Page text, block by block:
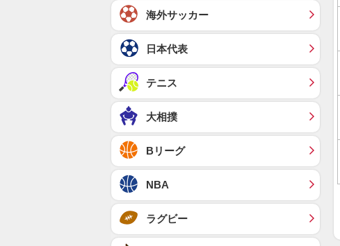
海外サッカー
日本代表
テニス
大相撲
Bリーグ
NBA
ラグビー